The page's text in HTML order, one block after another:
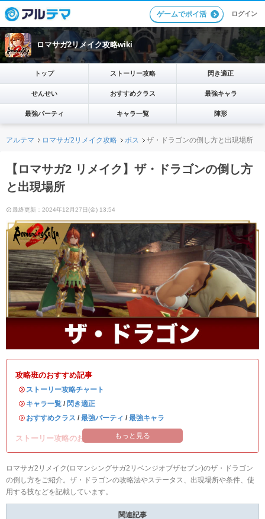
ゲームでポイ活 ログイン
ロマサガ2リメイク攻略wiki
トップ ストーリー攻略 閃き適正
せんせい おすすめクラス 最強キャラ
最強パーティ キャラ一覧 陣形
アルテマ ロマサガ2リメイク攻略 ボス ザ・ドラゴンの倒し方と出現場所
【ロマサガ2 リメイク】ザ・ドラゴンの倒し方
と出現場所
最終更新：2024年12月27日(金) 13:54
攻略班のおすすめ記事
・ ストーリー攻略チャート
・ キャラ一覧 / 閃き適正
・ おすすめクラス / 最強パーティ / 最強キャラ
ストーリー攻略のお供に読みたい記事！
もっと見る
ロマサガ2リメイク(ロマンシングサガ2リベンジオブザセブン)のザ・ドラゴン
の倒し方をご紹介。ザ・ドラゴンの攻略法やステータス、出現場所や条件、使
用する技などを記載しています。
関連記事